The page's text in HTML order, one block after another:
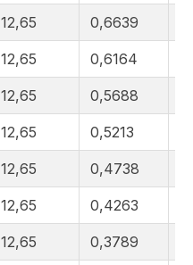
12,65 0,6639
12,65 0,6164
12,65 0,5688
12,65 0,5213
12,65 0,4738
12,65 0,4263
12,65 0,3789